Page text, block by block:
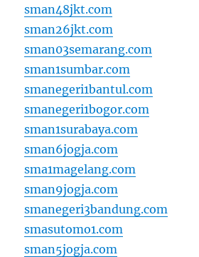
sman48jkt.com
sman26jkt.com
sman03semarang.com
sman1sumbar.com
smanegeri1bantul.com
smanegeri1bogor.com
sman1surabaya.com
sman6jogja.com
sma1magelang.com
sman9jogja.com
smanegeri3bandung.com
smasutomo1.com
sman5jogja.com